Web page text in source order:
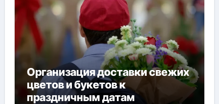
Организация доставки свежих
цветов и букетов к
праздничным датам